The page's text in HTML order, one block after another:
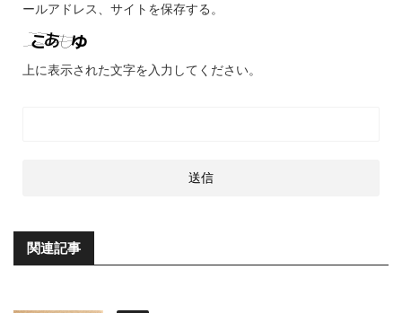
ールアドレス、サイトを保存する。
上に表示された文字を入力してください。
関連記事